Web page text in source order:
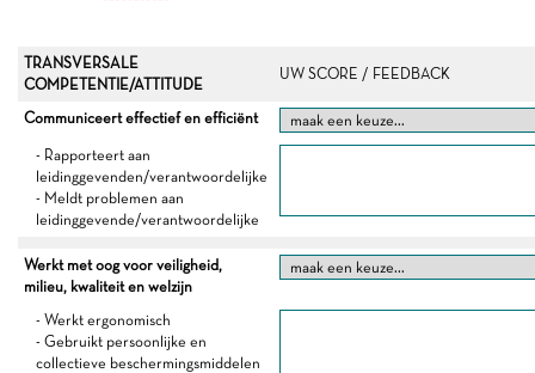
TRANSVERSALE
COMPETENTIE/ATTITUDE
UW SCORE / FEEDBACK
Communiceert effectief en efficiënt
- Rapporteert aan
leidinggevenden/verantwoordelijke
- Meldt problemen aan
leidinggevende/verantwoordelijke
Werkt met oog voor veiligheid,
milieu, kwaliteit en welzijn
- Werkt ergonomisch
- Gebruikt persoonlijke en
collectieve beschermingsmiddelen